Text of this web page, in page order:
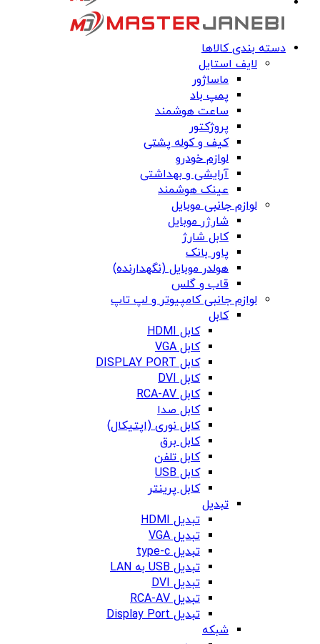
دسته بندی کالاها
لایف استایل
ماساژور
پمپ باد
ساعت هوشمند
پروژکتور
کیف و کوله پشتی
لوازم خودرو
آرایشی و بهداشتی
عینک هوشمند
لوازم جانبی موبایل
شارژر موبایل
کابل شارژ
پاور بانک
هولدر موبایل (نگهدارنده)
قاب و گلس
لوازم جانبی کامپیوتر و لپ تاپ
کابل
کابل HDMI
کابل VGA
کابل DISPLAY PORT
کابل DVI
کابل RCA-AV
کابل صدا
کابل نوری (اپتیکال)
کابل برق
کابل تلفن
کابل USB
کابل پرینتر
تبدیل
تبدیل HDMI
تبدیل VGA
تبدیل type-c
تبدیل USB به LAN
تبدیل DVI
تبدیل RCA-AV
تبدیل Display Port
شبکه